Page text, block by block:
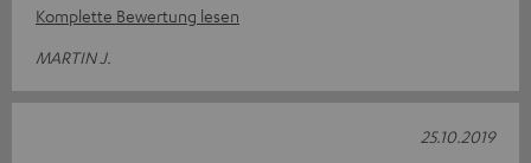
Komplette Bewertung lesen
MARTIN J.
25.10.2019